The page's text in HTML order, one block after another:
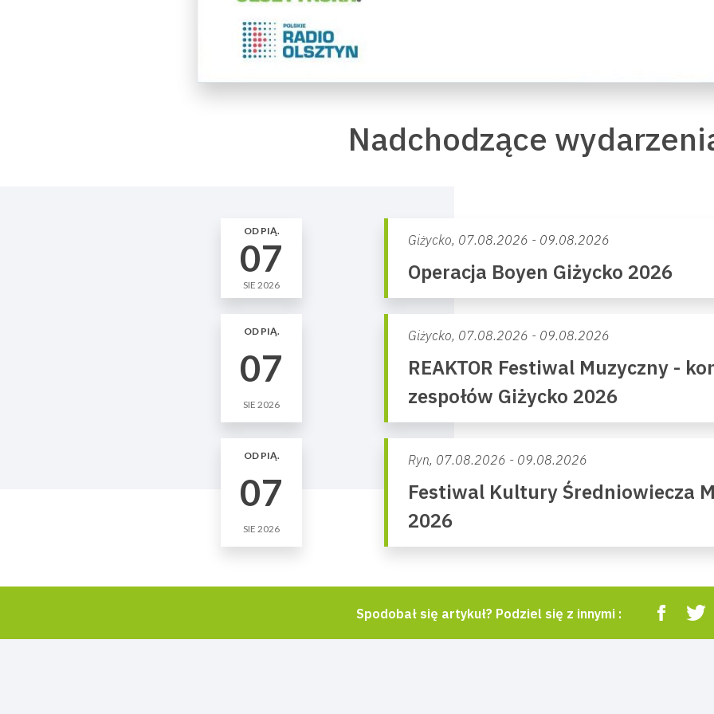
Nadchodzące
OD PIĄ.
07
SIE 2026
Giżycko, 07.08.2026 - 09.08.2026
Operacja Boyen Giżycko 2026
OD PIĄ.
07
SIE 2026
Giżycko, 07.08.2026 - 09.08.2026
REAKTOR Festiwal Muzyczny -
zespołów Giżycko 2026
OD PIĄ.
07
SIE 2026
Ryn, 07.08.2026 - 09.08.2026
Festiwal Kultury Średniowiecza
2026
Spodobał się artykuł? Podziel się z innymi :